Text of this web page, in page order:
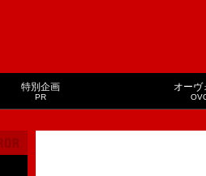
特別企画
PR
オーヴ